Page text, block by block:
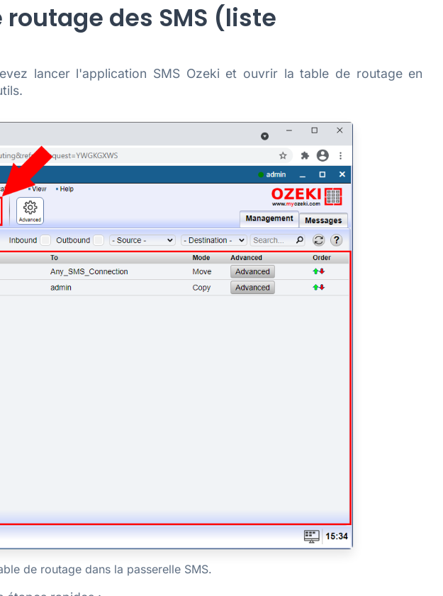
des SMS (liste
lancer l'application SMS Ozeki et ouvrir la table de routage en
de routage dans la passerelle SMS.